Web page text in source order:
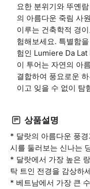
요한 분위기와 뚜옌
의 아름다운 죽림 사
이루는 건축학적 경
험해보세요. 특별함
험인 Lumiere Da
이 투어는 자연의 아
결합하여 풍요로운
이고 잊을 수 없이 탐
상품설명
* 달랏의 아름다운 풍
시를 둘러보는 신나는
* 달랏에서 가장 높은
탁 트인 전경을 감상하
* 베트남에서 가장 큰